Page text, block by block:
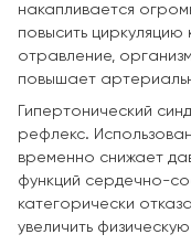
накапливается
повысить
отравление,
повышает
Гипертонический
рефлекс.
временно снижает
функций сердечно-
категорически
увеличить физическую